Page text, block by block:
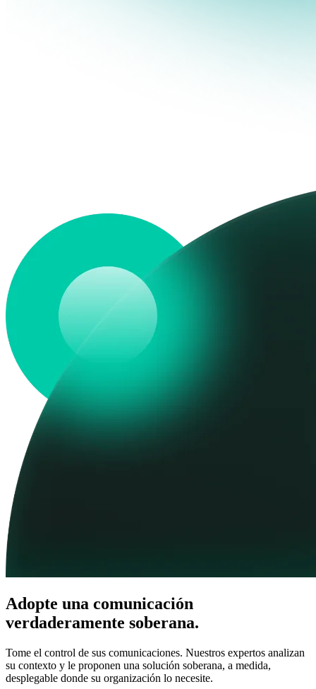
Adopte una comunicación
verdaderamente soberana.
Tome el control de sus comunicaciones. Nuestros expertos analizan
su contexto y le proponen una solución soberana, a medida,
desplegable donde su organización lo necesite.